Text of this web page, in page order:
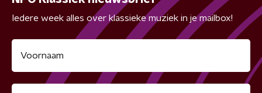
Iedere week alles over klassieke muziek in je mailbox!